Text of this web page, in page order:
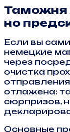
Таможня
но
Если вы
немецкие
через
очистка
отлажена:
сюрпризов,
Основные